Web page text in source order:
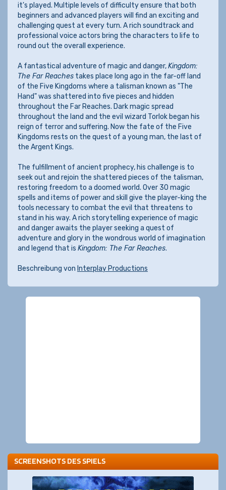
it's played. Multiple levels of difficulty ensure that both
beginners and advanced players will find an exciting and
challenging quest at every turn. A rich soundtrack and
professional voice actors bring the characters to life to
round out the overall experience.
A fantastical adventure of magic and danger,Kingdom:
The Far Reaches takes place long ago in the far-off land
of the Five Kingdoms where a talisman known as "The
Hand" was shattered into five pieces and hidden
throughout the Far Reaches. Dark magic spread
throughout the land and the evil wizard Torlok began his
reign of terror and suffering. Now the fate of the Five
Kingdoms rests on the quest of a young man, the last of
the Argent Kings.
The fulfillment of ancient prophecy, his challenge is to
seek out and rejoin the shattered pieces of the talisman,
restoring freedom to a doomed world. Over 30 magic
spells and items of power and skill give the player-king the
tools necessary to combat the evil that threatens to
stand in his way. A rich storytelling experience of magic
and danger awaits the player seeking a quest of
adventure and glory in the wondrous world of imagination
and legend that is Kingdom: The Far Reaches.
Beschreibung von Interplay Productions
SCREENSHOTS DES SPIELS